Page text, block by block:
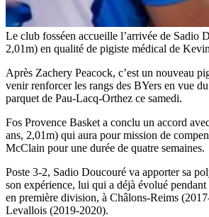
Le club fosséen accueille l’arrivée de Sadio
2,01m) en qualité de pigiste médical de
Après Zachery Peacock, c’est un nouveau
venir renforcer les rangs des BYers en vue
parquet de Pau-Lacq-Orthez ce samedi.
Fos Provence Basket a conclu un accord
ans, 2,01m) qui aura pour mission de
McClain pour une durée de quatre semaines.
Poste 3-2, Sadio Doucouré va apporter sa
son expérience, lui qui a déjà évolué pendant
en première division, à Châlons-Reims
Levallois (2019-2020).